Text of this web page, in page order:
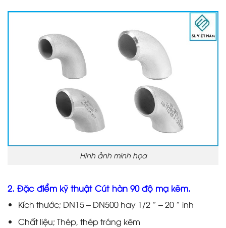
Hình ảnh minh họa
2. Đặc điểm kỹ thuật Cút hàn 90 độ mạ kẽm.
Kích thước; DN15 – DN500 hay 1/2 ” – 20 ” inh
Chất liệu; Thép, thép tráng kẽm